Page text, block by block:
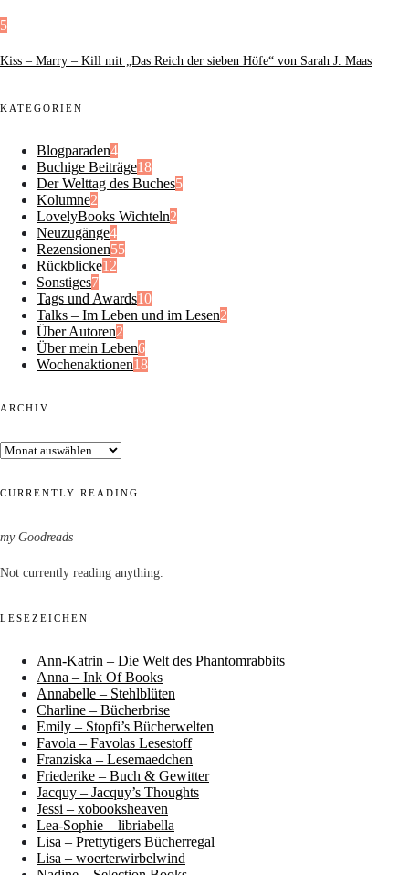
5
Kiss – Marry – Kill mit „Das Reich der sieben Höfe“ von Sarah J. Maas
KATEGORIEN
Blogparaden4
Buchige Beiträge18
Der Welttag des Buches5
Kolumne2
LovelyBooks Wichteln2
Neuzugänge4
Rezensionen55
Rückblicke12
Sonstiges7
Tags und Awards10
Talks – Im Leben und im Lesen2
Über Autoren2
Über mein Leben6
Wochenaktionen18
ARCHIV
Archiv
CURRENTLY READING
my Goodreads
Not currently reading anything.
LESEZEICHEN
Ann-Katrin – Die Welt des Phantomrabbits
Anna – Ink Of Books
Annabelle – Stehlblüten
Charline – Bücherbrise
Emily – Stopfi’s Bücherwelten
Favola – Favolas Lesestoff
Franziska – Lesemaedchen
Friederike – Buch & Gewitter
Jacquy – Jacquy’s Thoughts
Jessi – xobooksheaven
Lea-Sophie – libriabella
Lisa – Prettytigers Bücherregal
Lisa – woerterwirbelwind